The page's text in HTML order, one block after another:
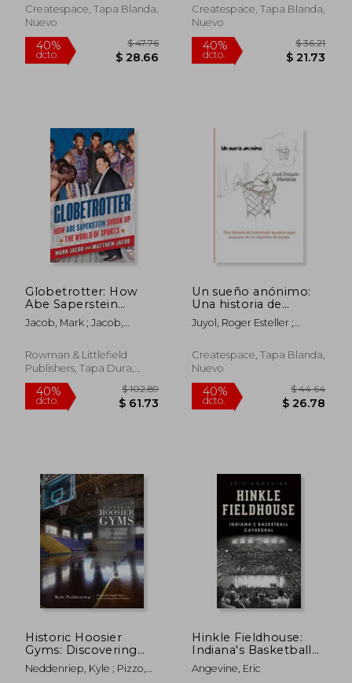
40%
dcto. $ 35.50
40%
dcto.
40% 40%
Createspace, Tapa Blanda,
Nuevo
Createspace, Tapa Blanda,
Nuevo
Globetrotter: How
Abe Saperstein
Shook Up the World
of Sports (en Inglés)
Jacob, Mark ; Jacob,
Rowman & Littlefield
Publishers, Tapa Dura,
Nuevo
Un sueño anónimo:
Una historia de
baloncesto amateur
para amantes de los
Juyol, Roger Esteller ;
Createspace, Tapa Blanda,
Nuevo
Historic Hoosier
Gyms: Discovering
Bygone Basketball
Landmarks (en
Neddenriep, Kyle ; Pizzo,
Hinkle Fieldhouse:
Indiana's Basketball
Cathedral (en Inglés)
Angevine, Eric